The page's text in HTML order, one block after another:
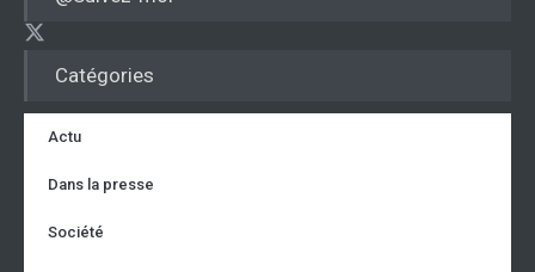
Catégories
Actu
Dans la presse
Société